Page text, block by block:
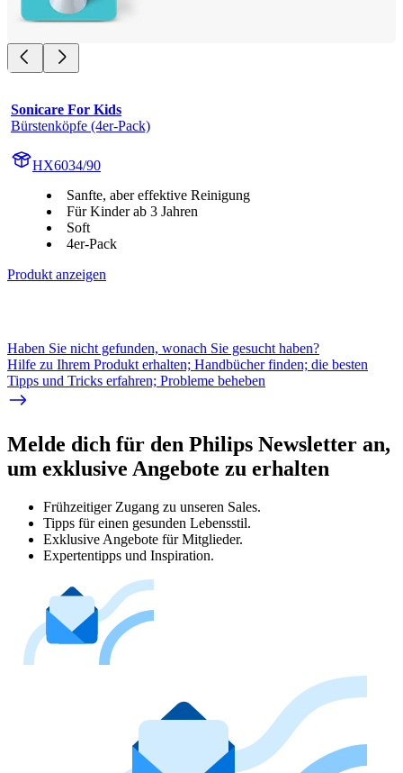
Sonicare For Kids
Bürstenköpfe (4er-Pack)
HX6034/90
Sanfte, aber effektive Reinigung
Für Kinder ab 3 Jahren
Soft
4er-Pack
Produkt anzeigen
Haben Sie nicht gefunden, wonach Sie gesucht haben?
Hilfe zu Ihrem Produkt erhalten; Handbücher finden; die besten
Tipps und Tricks erfahren; Probleme beheben
Melde dich für den Philips Newsletter an,
um exklusive Angebote zu erhalten
Frühzeitiger Zugang zu unseren Sales.
Tipps für einen gesunden Lebensstil.
Exklusive Angebote für Mitglieder.
Expertentipps und Inspiration.